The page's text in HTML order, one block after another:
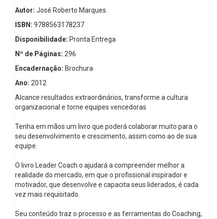
Autor: José Roberto Marques
ISBN: 9788563178237
Disponibilidade: Pronta Entrega
Nº de Páginas: 296
Encadernação: Brochura
Ano: 2012
Alcance resultados extraordinários, transforme a cultura
organizacional e torne equipes vencedoras
Tenha em mãos um livro que poderá colaborar muito para o
seu desenvolvimento e crescimento, assim como ao de sua
equipe.
O livro Leader Coach o ajudará a compreender melhor a
realidade do mercado, em que o profissional inspirador e
motivador, que desenvolve e capacita seus liderados, é cada
vez mais requisitado.
Seu conteúdo traz o processo e as ferramentas do Coaching,